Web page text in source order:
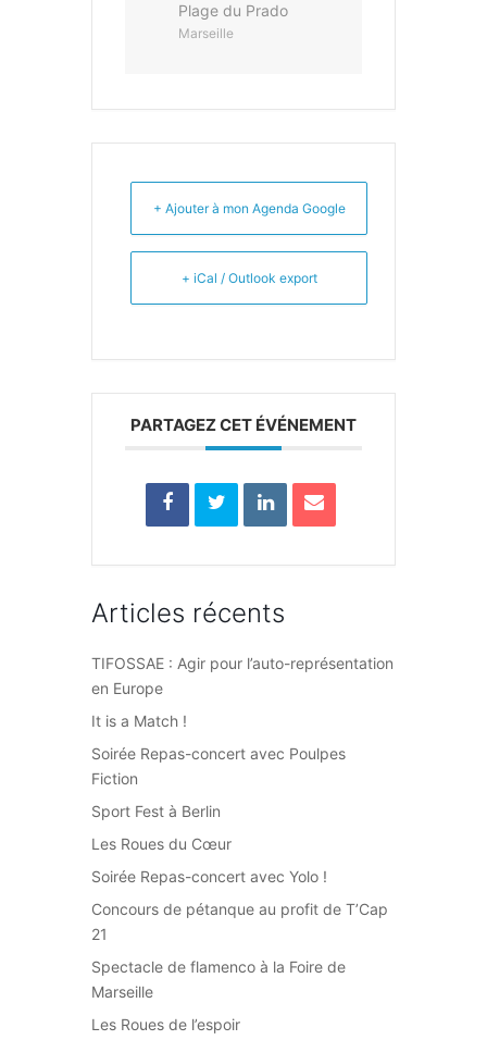
Plage du Prado
Marseille
+ Ajouter à mon Agenda Google
+ iCal / Outlook export
PARTAGEZ CET ÉVÉNEMENT
Articles récents
TIFOSSAE : Agir pour l’auto-représentation
en Europe
It is a Match !
Soirée Repas-concert avec Poulpes
Fiction
Sport Fest à Berlin
Les Roues du Cœur
Soirée Repas-concert avec Yolo !
Concours de pétanque au profit de T’Cap
21
Spectacle de flamenco à la Foire de
Marseille
Les Roues de l’espoir